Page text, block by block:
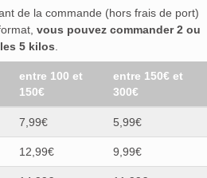
de la commande (hors frais de port)
vous pouvez commander 2 ou
5 kilos
entre 100 et
150€
entre 150€ et
300€
7,99€ 5,99€
12,99€ 9,99€